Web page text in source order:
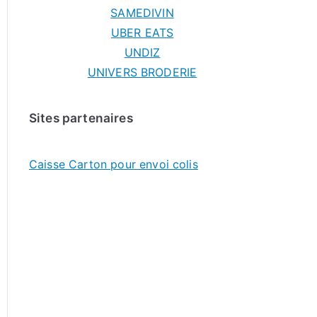
SAMEDIVIN
UBER EATS
UNDIZ
UNIVERS BRODERIE
Sites partenaires
Caisse Carton pour envoi colis